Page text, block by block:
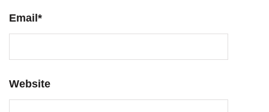
Email*
Website